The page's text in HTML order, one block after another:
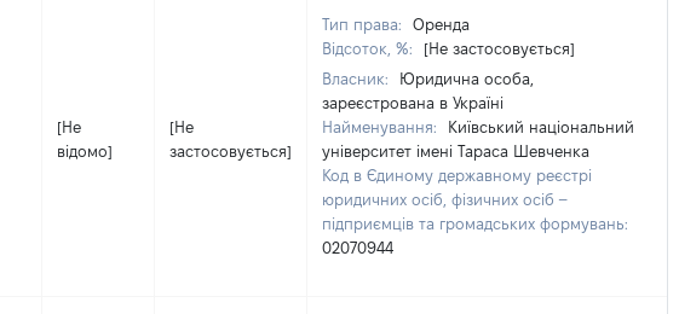
[Не
відомо]
[Не
застосовується]
Тип права:
Оренда
Відсоток, %:
[Не застосовується]
Власник:
Юридична особа,
зареєстрована в Україні
Найменування:
Київський національний
університет імені Тараса Шевченка
Код в Єдиному державному реєстрі
юридичних осіб, фізичних осіб –
підприємців та громадських формувань:
02070944